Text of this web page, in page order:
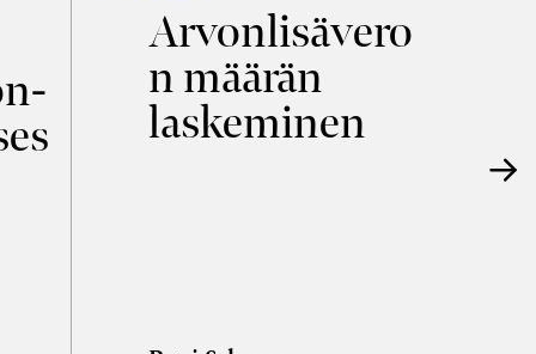
Arvonlisävero
n määrän
laskeminen